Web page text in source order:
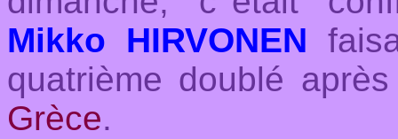
Mikko HIRVONEN
quatrième doublé
Grèce.